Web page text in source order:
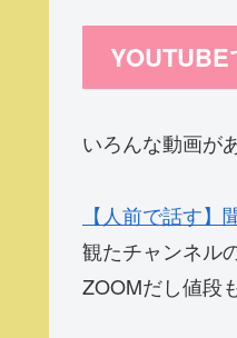
いろんな動画が
【人前で話す
観たチャンネル
ZOOMだし値段